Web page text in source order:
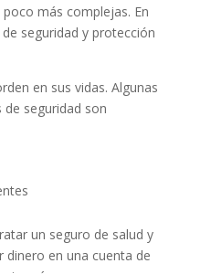
más complejas. En
seguridad y protección
en sus vidas. Algunas
de seguridad son
un seguro de salud y
dinero en una cuenta de